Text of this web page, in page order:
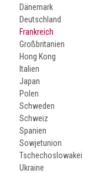
Dänemark
Deutschland
Frankreich
Großbritanien
Hong Kong
Italien
Japan
Polen
Schweden
Schweiz
Spanien
Sowjetunion
Tschechoslowakei
Ukraine